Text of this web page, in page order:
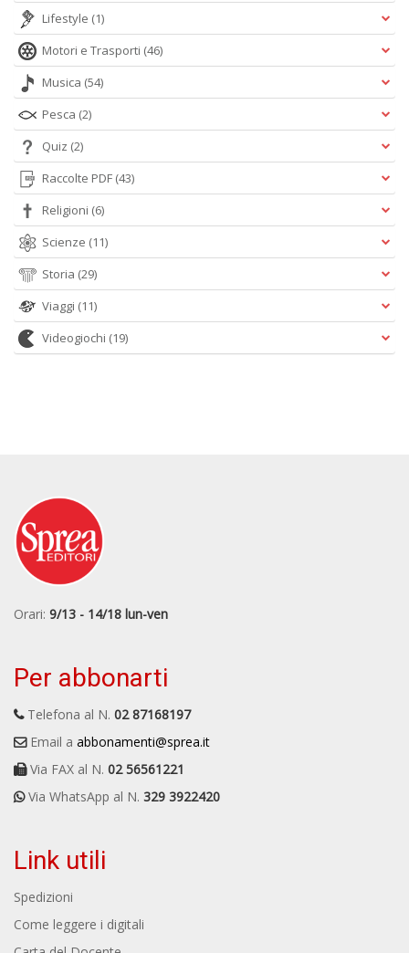
Lifestyle (1)
Motori e Trasporti (46)
Musica (54)
Pesca (2)
Quiz (2)
Raccolte PDF (43)
Religioni (6)
Scienze (11)
Storia (29)
Viaggi (11)
Videogiochi (19)
Orari: 9/13 - 14/18 lun-ven
Per abbonarti
Telefona al N. 02 87168197
Email a abbonamenti@sprea.it
Via FAX al N. 02 56561221
Via WhatsApp al N. 329 3922420
Link utili
Spedizioni
Come leggere i digitali